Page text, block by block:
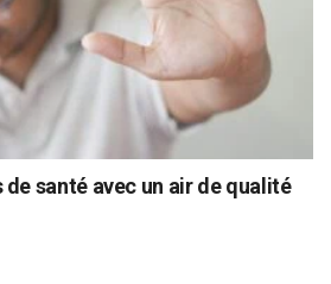
santé avec un air de qualité